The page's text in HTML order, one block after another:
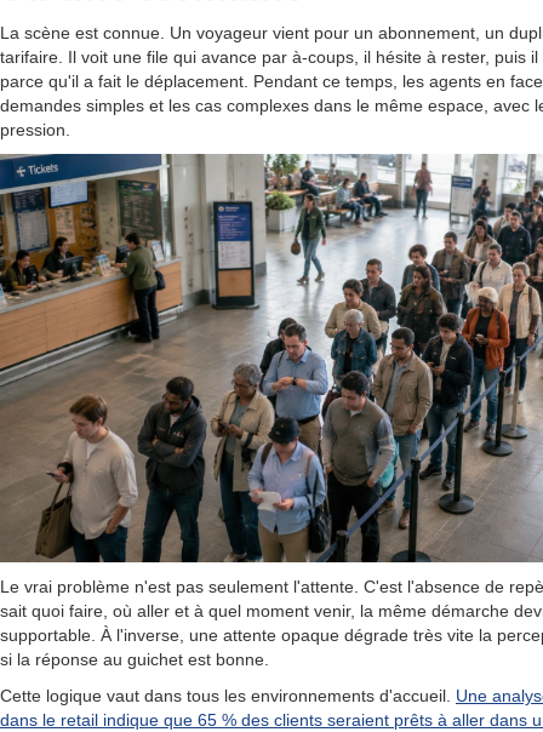
La scène est connue. Un voyageur vient pour un abonnement, un
tarifaire. Il voit une file qui avance par à-coups, il hésite à rester, puis
parce qu'il a fait le déplacement. Pendant ce temps, les agents en
demandes simples et les cas complexes dans le même espace, avec
pression.
Le vrai problème n'est pas seulement l'attente. C'est l'absence de
sait quoi faire, où aller et à quel moment venir, la même démarche
supportable. À l'inverse, une attente opaque dégrade très vite la
si la réponse au guichet est bonne.
Cette logique vaut dans tous les environnements d'accueil. Une
dans le retail indique que 65 % des clients seraient prêts à aller dans